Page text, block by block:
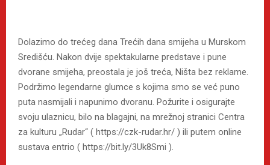
Dolazimo do trećeg dana Trećih dana smijeha u Murskom
Središću. Nakon dvije spektakularne predstave i pune
dvorane smijeha, preostala je još treća, Ništa bez reklame.
Podržimo legendarne glumce s kojima smo se već puno
puta nasmijali i napunimo dvoranu. Požurite i osigurajte
svoju ulaznicu, bilo na blagajni, na mrežnoj stranici Centra
za kulturu „Rudar“ ( https://czk-rudar.hr/ ) ili putem online
sustava entrio ( https://bit.ly/3Uk8Smi ).